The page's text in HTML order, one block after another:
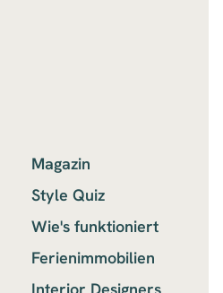
Magazin
Style Quiz
Wie's funktioniert
Ferienimmobilien